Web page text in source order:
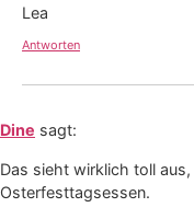
Lea
Antworten
Dine sagt:
Das sieht wirklich toll
Osterfesttagsessen.